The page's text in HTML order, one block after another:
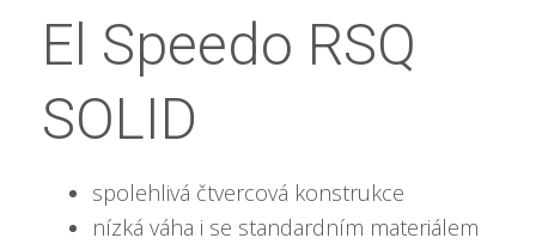
El Speedo RSQ
SOLID
spolehlivá čtvercová konstrukce
nízká váha i se standardním materiálem